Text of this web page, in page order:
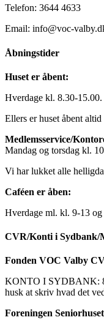
Telefon: 3644 4633
Email: info@voc-
Åbningstider
Huset er åbent:
Hverdage kl. 8.30-15.00.
Ellers er huset åbent
Medlemsservice/
Mandag og torsdag kl.
Vi har lukket alle
Caféen er åben:
Hverdage ml. kl. 9-13
CVR/Konti i Sydbank/
Fonden VOC Valby
KONTO I SYDBANK:
husk at skriv hvad det
Foreningen